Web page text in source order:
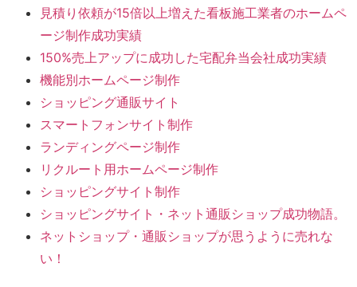
見積り依頼が15倍以上増えた看板施工業者のホームペ
ージ制作成功実績
150%売上アップに成功した宅配弁当会社成功実績
機能別ホームページ制作
ショッピング通販サイト
スマートフォンサイト制作
ランディングページ制作
リクルート用ホームページ制作
ショッピングサイト制作
ショッピングサイト・ネット通販ショップ成功物語。
ネットショップ・通販ショップが思うように売れな
い！